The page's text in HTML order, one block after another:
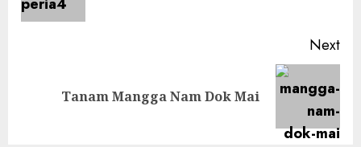
Next
Tanam Mangga Nam Dok Mai